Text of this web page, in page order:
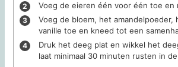
Voeg de eieren één voor één toe en
Voeg de bloem, het amandelpoeder,
vanille toe en kneed tot een
Druk het deeg plat en wikkel het
laat minimaal 30 minuten rusten in